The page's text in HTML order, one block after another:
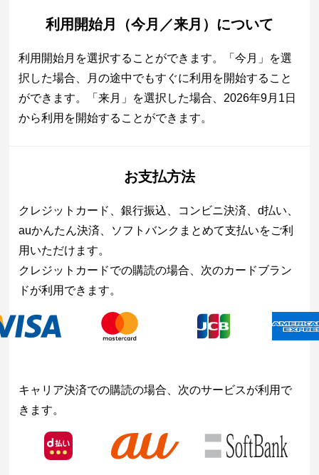
利用開始月（今月／来月）について
利用開始月を選択することができます。「今月」を選
択した場合、月の途中でもすぐに利用を開始すること
ができます。「来月」を選択した場合、2026年9月1日
から利用を開始することができます。
お支払方法
クレジットカード、銀行振込、コンビニ決済、d払い、
auかんたん決済、ソフトバンクまとめて支払いをご利
用いただけます。
クレジットカードでの購読の場合、次のカードブラン
ドが利用できます。
キャリア決済での購読の場合、次のサービスが利用で
きます。